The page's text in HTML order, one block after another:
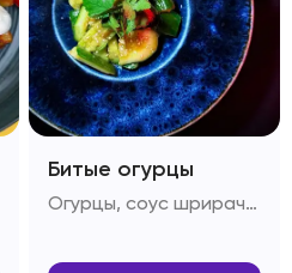
Битые огурцы
Огурцы, соус шрирача, соус понзу, соус унаги, кунжутное масло